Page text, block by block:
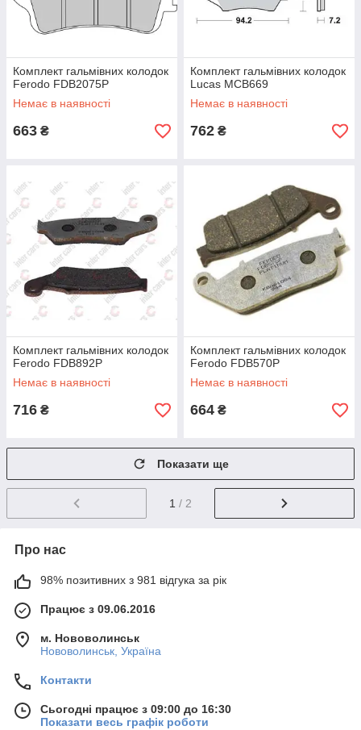
Комплект гальмівних колодок
Ferodo FDB2075P
Немає в наявності
663 ₴
Комплект гальмівних колодок
Lucas MCB669
Немає в наявності
762 ₴
Комплект гальмівних колодок
Ferodo FDB892P
Немає в наявності
716 ₴
Комплект гальмівних колодок
Ferodo FDB570P
Немає в наявності
664 ₴
Показати ще
1 / 2
Про нас
98% позитивних з 981 відгука за рік
Працює з 09.06.2016
м. Нововолинськ
Нововолинськ, Україна
Контакти
Сьогодні працює з 09:00 до 16:30
Показати весь графік роботи